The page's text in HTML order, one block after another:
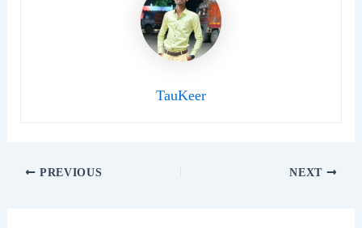
TauKeer
PREVIOUS NEXT